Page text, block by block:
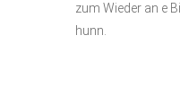
zum Wieder an e
hunn.